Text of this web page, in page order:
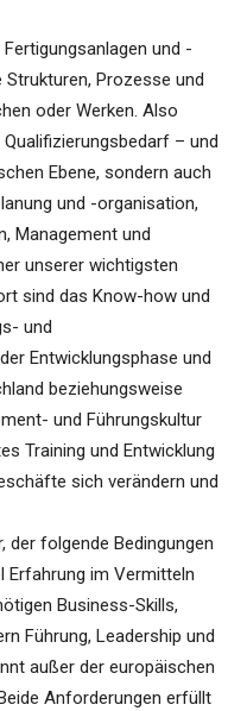
und -
Prozesse und
oder Werken. Also
– und
Ebene, sondern auch
und -organisation,
Management und
unserer wichtigsten
sind das Know-how und
und
Entwicklungsphase und
beziehungsweise
und Führungskultur
Training und Entwicklung
sich verändern und
der folgende Bedingungen
Erfahrung im Vermitteln
Business-Skills,
Führung, Leadership und
außer der europäischen
Anforderungen erfüllt